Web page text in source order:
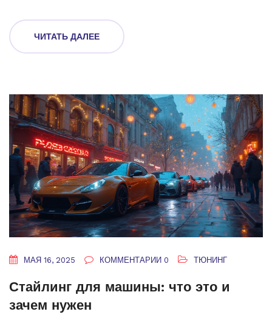
информации. В материале — честный взгляд на
популярные бренды и рекомендации для городских и
ЧИТАТЬ ДАЛЕЕ
МАЯ 16, 2025 КОММЕНТАРИИ 0 ТЮНИНГ
Стайлинг для машины: что это и
зачем нужен